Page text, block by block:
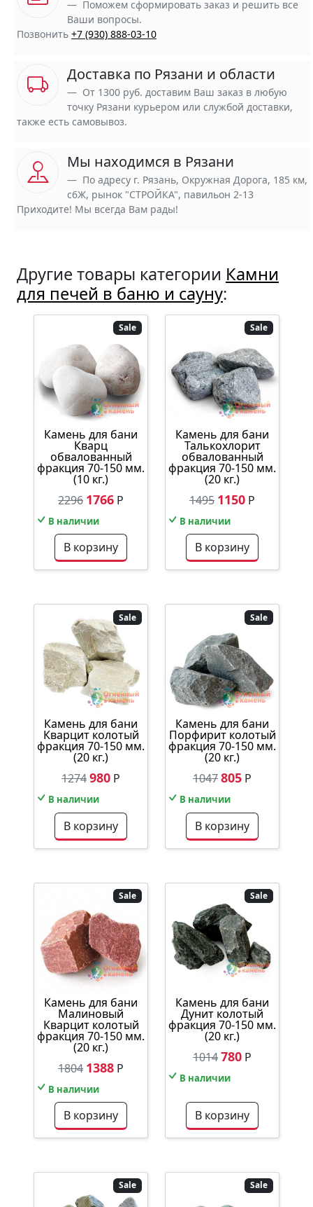
Поможем сформировать заказ и решить все
Ваши вопросы.
Позвонить +7 (930) 888-03-10
Доставка по Рязани и области
От 1300 руб. доставим Ваш заказ в любую
точку Рязани курьером или службой доставки,
также есть самовывоз.
Мы находимся в Рязани
По адресу г. Рязань, Окружная Дорога, 185 км,
с6Ж, рынок "СТРОЙКА", павильон 2-13
Приходите! Мы всегда Вам рады!
Другие товары категории Камни
для печей в баню и сауну:
Sale
Камень для бани
Кварц
обвалованный
фракция 70-150 мм.
(10 кг.)
2296 1766 Р
В наличии
В корзину
Sale
Камень для бани
Талькохлорит
обвалованный
фракция 70-150 мм.
(20 кг.)
1495 1150 Р
В наличии
В корзину
Sale
Камень для бани
Кварцит колотый
фракция 70-150 мм.
(20 кг.)
1274980 Р
В наличии
В корзину
Sale
Камень для бани
Порфирит колотый
фракция 70-150 мм.
(20 кг.)
1047805 Р
В наличии
В корзину
Sale
Камень для бани
Малиновый
Кварцит колотый
фракция 70-150 мм.
(20 кг.)
1804 1388 Р
В наличии
В корзину
Sale
Камень для бани
Дунит колотый
фракция 70-150 мм.
(20 кг.)
1014780 Р
В наличии
В корзину
Sale Sale